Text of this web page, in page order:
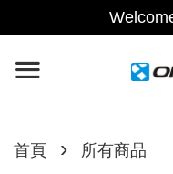
首頁 › 所有商品